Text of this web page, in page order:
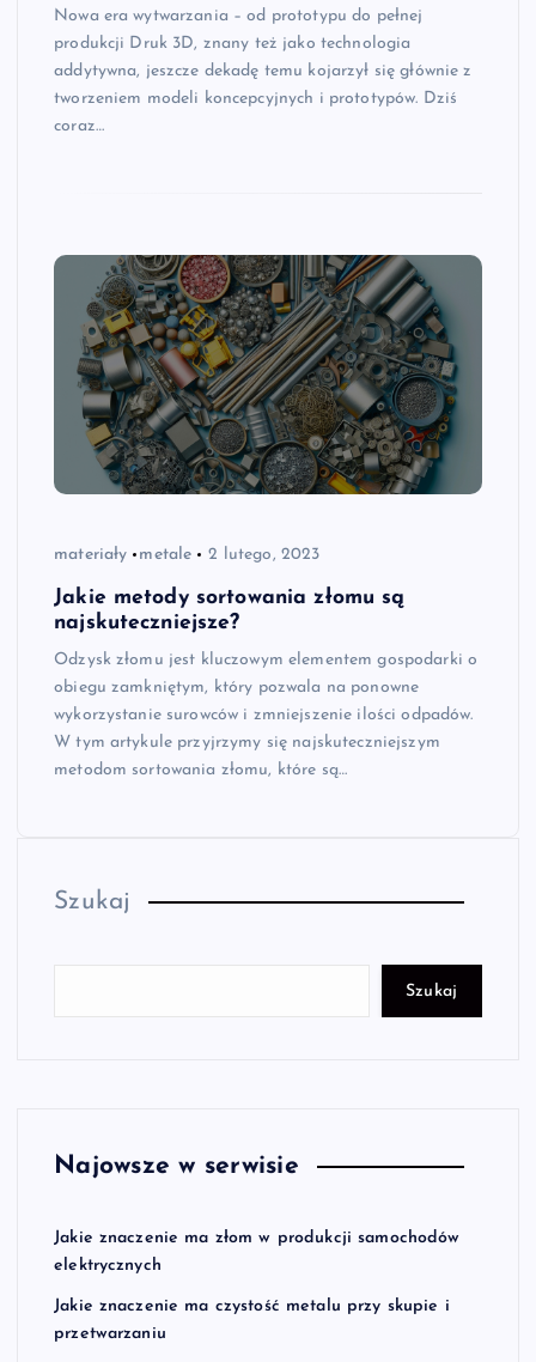
Nowa era wytwarzania – od prototypu do pełnej
produkcji Druk 3D, znany też jako technologia
addytywna, jeszcze dekadę temu kojarzył się głównie z
tworzeniem modeli koncepcyjnych i prototypów. Dziś
coraz…
materiały metale 2 lutego, 2023
Jakie metody sortowania złomu są
najskuteczniejsze?
Odzysk złomu jest kluczowym elementem gospodarki o
obiegu zamkniętym, który pozwala na ponowne
wykorzystanie surowców i zmniejszenie ilości odpadów.
W tym artykule przyjrzymy się najskuteczniejszym
metodom sortowania złomu, które są…
Szukaj
Szukaj
Najowsze w serwisie
Jakie znaczenie ma złom w produkcji samochodów
elektrycznych
Jakie znaczenie ma czystość metalu przy skupie i
przetwarzaniu